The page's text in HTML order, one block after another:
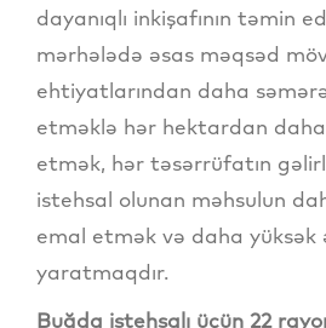
dayanıqlı inkişafının təmin
mərhələdə əsas məqsəd
ehtiyatlarından daha
etməklə hər hektardan
etmək, hər təsərrüfatın
istehsal olunan məhsulun
emal etmək və daha yüksək
yaratmaqdır.
Buğda istehsalı üçün 22